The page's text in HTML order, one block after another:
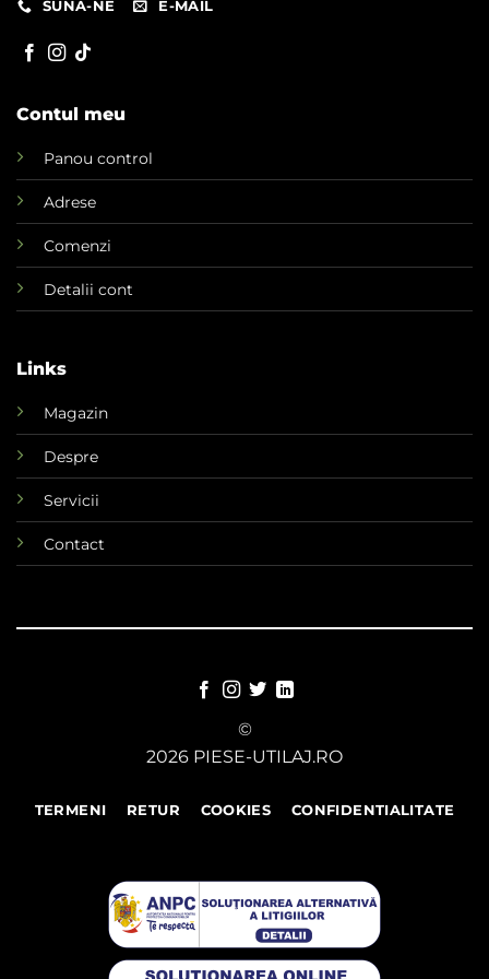
SUNA-NE E-MAIL
Contul meu
Panou control
Adrese
Comenzi
Detalii cont
Links
Magazin
Despre
Servicii
Contact
©
2026 PIESE-UTILAJ.RO
TERMENI RETUR COOKIES CONFIDENTIALITATE